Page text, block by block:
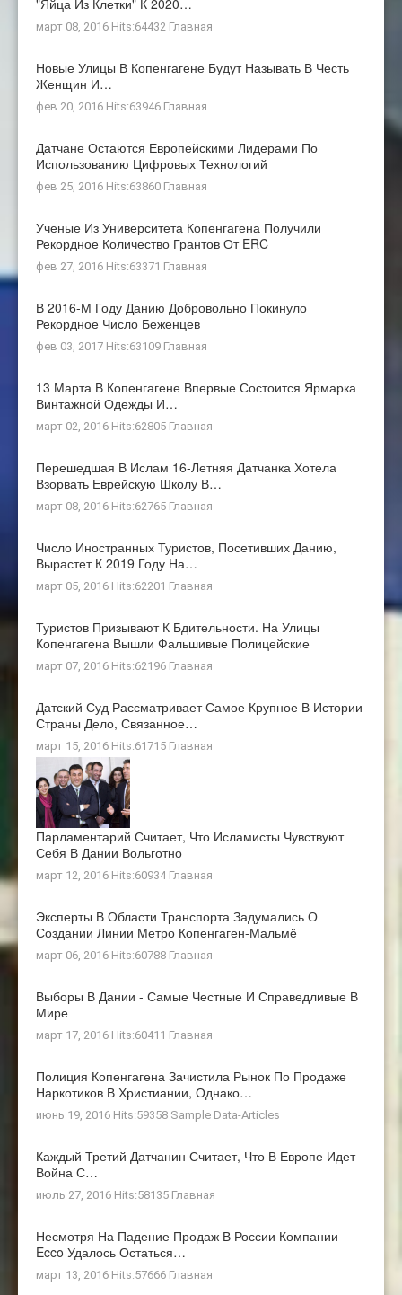
"яйца Из Клетки" К 2020…
март 08, 2016 Hits:64432 Главная
Новые Улицы В Копенгагене Будут Называть В Честь
Женщин И…
фев 20, 2016 Hits:63946 Главная
Датчане Остаются Европейскими Лидерами По
Использованию Цифровых Технологий
фев 25, 2016 Hits:63860 Главная
Ученые Из Университета Копенгагена Получили
Рекордное Количество Грантов От ERC
фев 27, 2016 Hits:63371 Главная
В 2016-М Году Данию Добровольно Покинуло
Рекордное Число Беженцев
фев 03, 2017 Hits:63109 Главная
13 Марта В Копенгагене Впервые Состоится Ярмарка
Винтажной Одежды И…
март 02, 2016 Hits:62805 Главная
Перешедшая В Ислам 16-Летняя Датчанка Хотела
Взорвать Еврейскую Школу В…
март 08, 2016 Hits:62765 Главная
Число Иностранных Туристов, Посетивших Данию,
Вырастет К 2019 Году На…
март 05, 2016 Hits:62201 Главная
Туристов Призывают К Бдительности. На Улицы
Копенгагена Вышли Фальшивые Полицейские
март 07, 2016 Hits:62196 Главная
Датский Суд Рассматривает Самое Крупное В Истории
Страны Дело, Связанное…
март 15, 2016 Hits:61715 Главная
Парламентарий Считает, Что Исламисты Чувствуют
Себя В Дании Вольготно
март 12, 2016 Hits:60934 Главная
Эксперты В Области Транспорта Задумались О
Создании Линии Метро Копенгаген-Мальмё
март 06, 2016 Hits:60788 Главная
Выборы В Дании - Самые Честные И Справедливые В
Мире
март 17, 2016 Hits:60411 Главная
Полиция Копенгагена Зачистила Рынок По Продаже
Наркотиков В Христиании, Однако…
июнь 19, 2016 Hits:59358 Sample Data-Articles
Каждый Третий Датчанин Считает, Что В Европе Идет
Война С…
июль 27, 2016 Hits:58135 Главная
Несмотря На Падение Продаж В России Компании
Ecco Удалось Остаться…
март 13, 2016 Hits:57666 Главная